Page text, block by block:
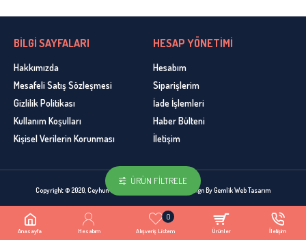
BİLGİ SAYFALARI
Hakkımızda
Mesafeli Satış Sözleşmesi
Gizlilik Politikası
Kullanım Koşulları
Kişisel Verilerin Korunması
HESAP YÖNETİMİ
Hesabım
Siparişlerim
İade İşlemleri
Haber Bülteni
İletişim
Copyright © 2020, Ceyhun Yün, Bütün Hakları Sakldır. Design By Gemlik Web Tasarım
Anasayfa Hesabım Alışveriş Listem
0
Ürünler İletişim
ÜRÜN FILTRELE